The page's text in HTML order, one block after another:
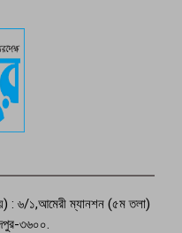
এ ফোন, ফরিদগঞ্জে
লাশ উদ্ধার
সংগঠনের শোক
: ৬/১,আমেরী ম্যানশন (৫ম তলা)
৩৬০০.